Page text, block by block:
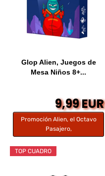
Glop Alien, Juegos de
Mesa Niños 8+...
9,99 EUR
Promoción Alien, el Octavo
Pasajero,
TOP CUADRO